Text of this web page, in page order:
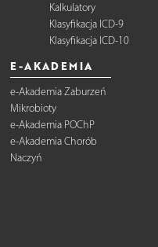
Kalkulatory
Klasyfikacja ICD-9
Klasyfikacja ICD-10
E-AKADEMIA
e-Akademia Zaburzeń
Mikrobioty
e-Akademia POChP
e-Akademia Chorób
Naczyń